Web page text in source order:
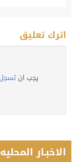
اترك تعليق
يجب ان
الاخبـار المحليه